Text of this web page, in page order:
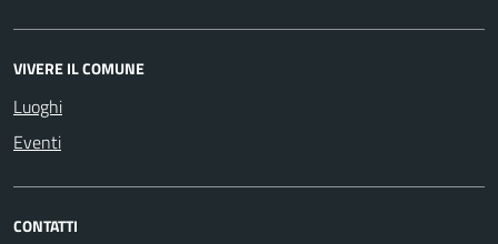
VIVERE IL COMUNE
Luoghi
Eventi
CONTATTI